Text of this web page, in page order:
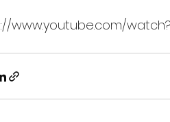
www.youtube.com/